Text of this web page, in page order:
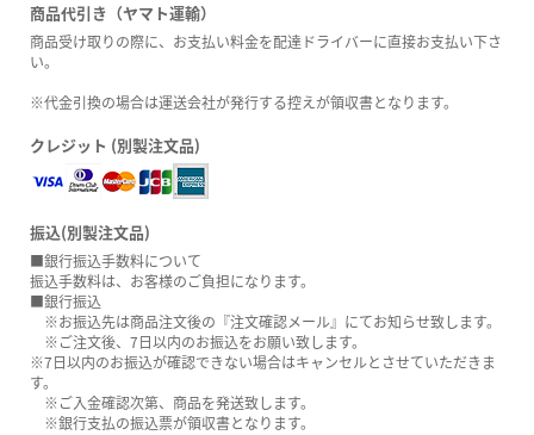
商品代引き（ヤマト運輸）
商品受け取りの際に、お支払い料金を配達ドライバーに直接お支払い下さ
い。
※代金引換の場合は運送会社が発行する控えが領収書となります。
クレジット (別製注文品)
振込(別製注文品)
■銀行振込手数料について
振込手数料は、お客様のご負担になります。
■銀行振込
※お振込先は商品注文後の『注文確認メール』にてお知らせ致します。
※ご注文後、7日以内のお振込をお願い致します。
※7日以内のお振込が確認できない場合はキャンセルとさせていただきま
す。
※ご入金確認次第、商品を発送致します。
※銀行支払の振込票が領収書となります。